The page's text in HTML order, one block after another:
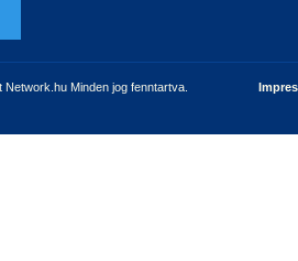
Minden jog fenntartva.